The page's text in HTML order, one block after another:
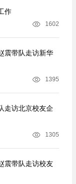
作
1602
震带队走访新华
1395
走访北京校友企
1305
震带队走访校友